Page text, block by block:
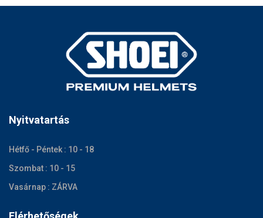
Nyitvatartás
Hétfő - Péntek : 10 - 18
Szombat : 10 - 15
Vasárnap : ZÁRVA